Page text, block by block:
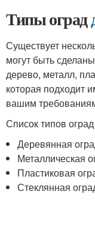
Типы оград
Существует
могут быть
дерево, металл,
которая подходит
вашим
Список типов оград
Деревянная
Металлическая
Пластиковая
Стеклянная